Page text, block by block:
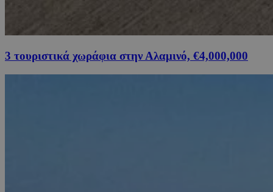
3 τουριστικά χωράφια στην Αλαμινό, €4,000,000